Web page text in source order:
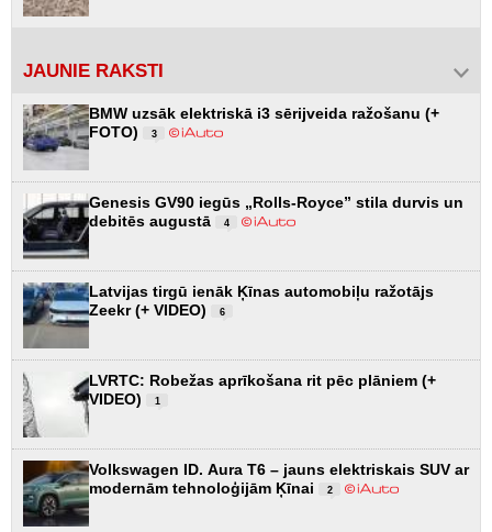
JAUNIE RAKSTI
BMW uzsāk elektriskā i3 sērijveida ražošanu (+
FOTO)
3
Genesis GV90 iegūs „Rolls-Royce” stila durvis un
debitēs augustā
4
Latvijas tirgū ienāk Ķīnas automobiļu ražotājs
Zeekr (+ VIDEO)
6
LVRTC: Robežas aprīkošana rit pēc plāniem (+
VIDEO)
1
Volkswagen ID. Aura T6 – jauns elektriskais SUV ar
modernām tehnoloģijām Ķīnai
2